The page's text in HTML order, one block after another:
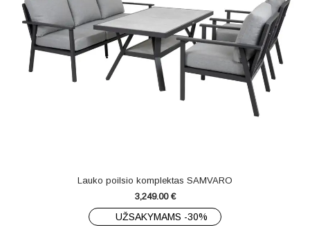
Lauko poilsio komplektas SAMVARO
3,249.00 €
UŽSAKYMAMS -30%